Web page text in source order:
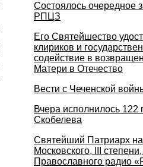
Состоялось очередное
РПЦЗ
Его Святейшество
клириков и
содействие в
Матери в Отечество
Вести с Чеченской
Вчера исполнилось
Скобелева
Святейший Патриарх
Московского, III
Православного радио